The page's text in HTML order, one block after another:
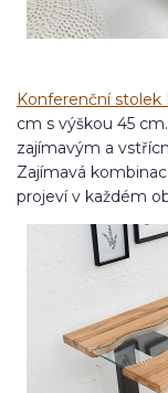
Konferenční stolek
cm s výškou 45
zajímavým a
Zajímavá
projeví v každém